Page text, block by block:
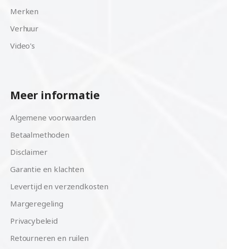
Merken
Verhuur
Video's
Meer informatie
Algemene voorwaarden
Betaalmethoden
Disclaimer
Garantie en klachten
Levertijd en verzendkosten
Margeregeling
Privacybeleid
Retourneren en ruilen